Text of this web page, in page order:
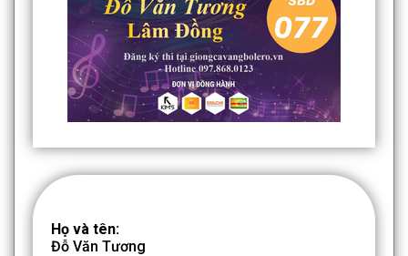
Họ và tên:
Đỗ Văn Tương